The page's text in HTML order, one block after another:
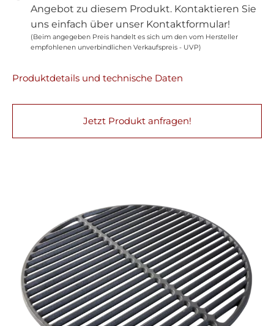
Angebot zu diesem Produkt. Kontaktieren Sie
uns einfach über unser Kontaktformular!
(Beim angegeben Preis handelt es sich um den vom Hersteller
empfohlenen unverbindlichen Verkaufspreis - UVP)
Produktdetails und technische Daten
Jetzt Produkt anfragen!